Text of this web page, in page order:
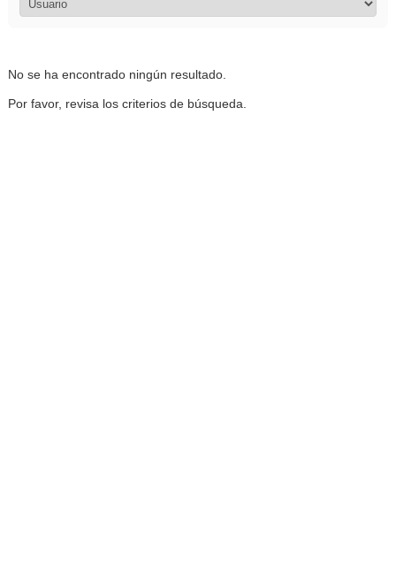
No se ha encontrado ningún resultado.
Por favor, revisa los criterios de búsqueda.